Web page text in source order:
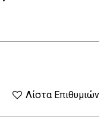
Λίστα Επιθυμιών